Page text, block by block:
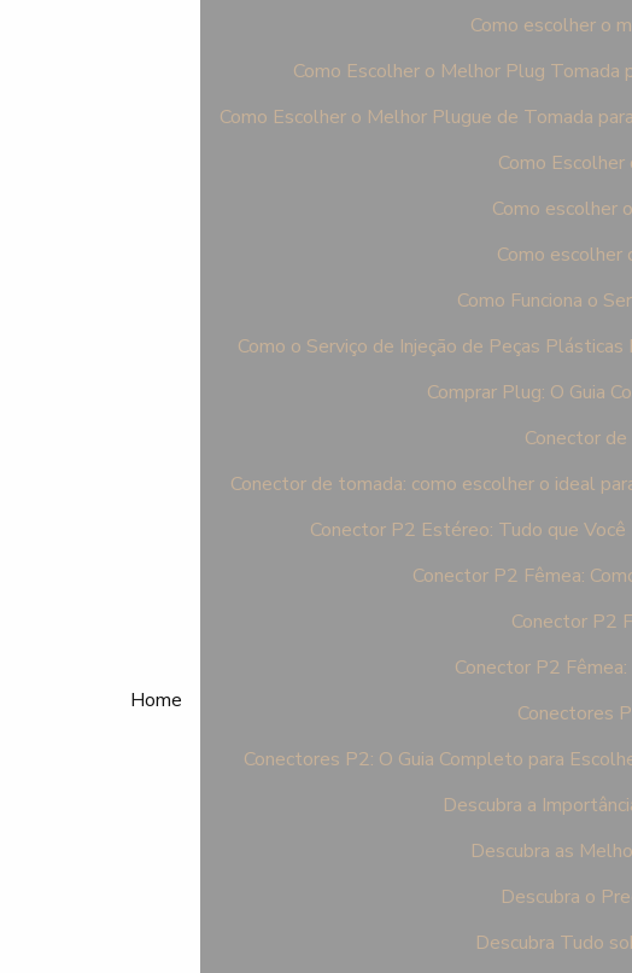
Home
Como escolher o
Como Escolher o Melhor Plug Tomada
Como Escolher o Melhor Plugue de Tomada
Como
Como escolher
Como escolher
Como Funciona o
Como o Serviço de Injeção de Peças
Comprar Plug: O Guia
Conector
Conector de tomada: como escolher o ideal
Conector P2 Estéreo: Tudo que Você
Conector P2 Fêmea:
Conector P2
Conector P2
Conectores
Conectores P2: O Guia Completo para
Descubra a
Descubra as
Descubra o
Descubra Tudo